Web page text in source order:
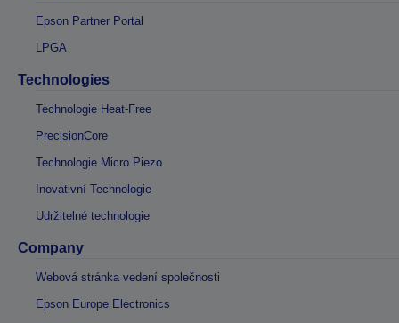
Epson Partner Portal
LPGA
Technologies
Technologie Heat-Free
PrecisionCore
Technologie Micro Piezo
Inovativní Technologie
Udržitelné technologie
Company
Webová stránka vedení společnosti
Epson Europe Electronics